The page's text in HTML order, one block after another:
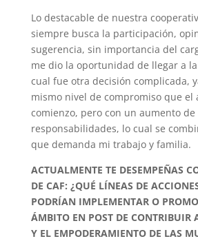
Lo destacable de nuestra
siempre busca la participación,
sugerencia, sin importancia del
me dio la oportunidad de llegar a
cual fue otra decisión complicada,
mismo nivel de compromiso que el
comienzo, pero con un aumento de
responsabilidades, lo cual se
que demanda mi trabajo y familia.
ACTUALMENTE TE DESEMPEÑAS
DE CAF: ¿QUÉ LÍNEAS DE
PODRÍAN IMPLEMENTAR O
ÁMBITO EN POST DE CONTRIBUIR
Y EL EMPODERAMIENTO DE LAS